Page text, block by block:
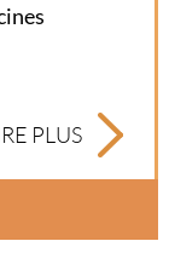
PLUS